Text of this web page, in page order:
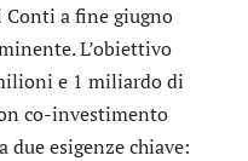
Conti a fine giugno
L’obiettivo
e 1 miliardo di
co-investimento
esigenze chiave: